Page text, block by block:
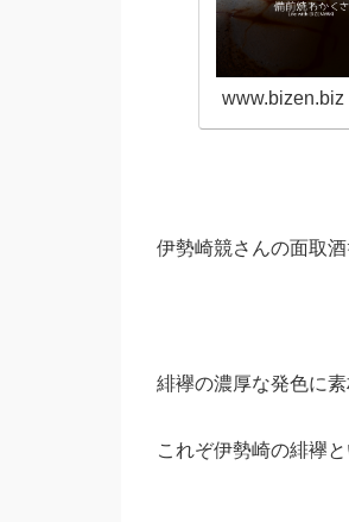
www.bizen.biz
伊勢崎競さんの面取酒
緋襷の濃厚な発色に
これぞ伊勢崎の緋襷